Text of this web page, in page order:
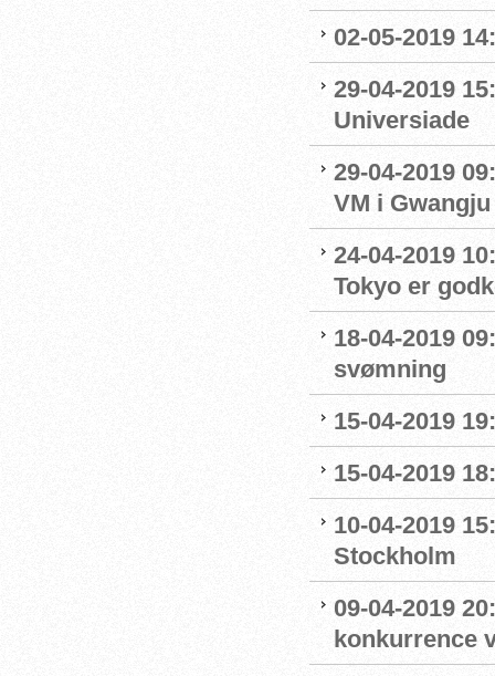
02-05-2019
29-04-2019
Universiade
29-04-2019
VM i Gwangju
24-04-2019
Tokyo er
18-04-2019
svømning
15-04-2019
15-04-2019
10-04-2019
Stockholm
09-04-2019
konkurrence